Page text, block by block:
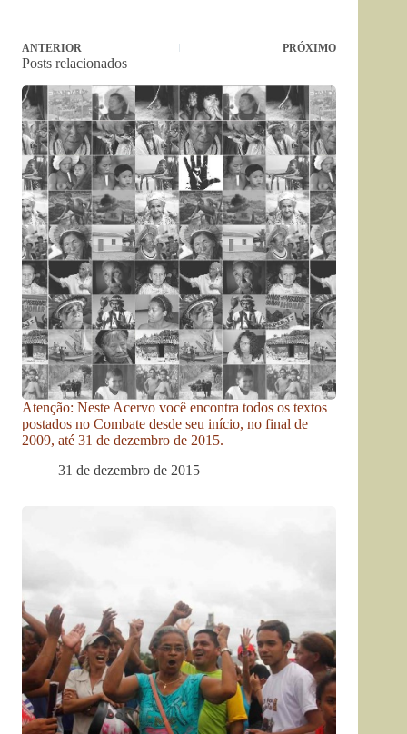
ANTERIOR PRÓXIMO
Posts relacionados
Atenção: Neste Acervo você encontra todos os textos
postados no Combate desde seu início, no final de
2009, até 31 de dezembro de 2015.
31 de dezembro de 2015